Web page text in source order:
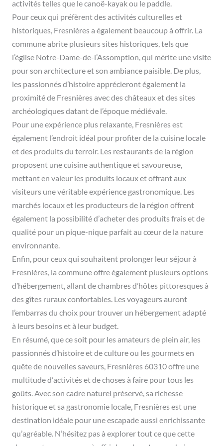
activités telles que le canoë-kayak ou le paddle.
Pour ceux qui préfèrent des activités culturelles et
historiques, Fresnières a également beaucoup à offrir. La
commune abrite plusieurs sites historiques, tels que
l’église Notre-Dame-de-l’Assomption, qui mérite une visite
pour son architecture et son ambiance paisible. De plus,
les passionnés d’histoire apprécieront également la
proximité de Fresnières avec des châteaux et des sites
archéologiques datant de l’époque médiévale.
Pour une expérience plus relaxante, Fresnières est
également l’endroit idéal pour profiter de la cuisine locale
et des produits du terroir. Les restaurants de la région
proposent une cuisine authentique et savoureuse,
mettant en valeur les produits locaux et offrant aux
visiteurs une véritable expérience gastronomique. Les
marchés locaux et les producteurs de la région offrent
également la possibilité d’acheter des produits frais et de
qualité pour un pique-nique parfait au cœur de la nature
environnante.
Enfin, pour ceux qui souhaitent prolonger leur séjour à
Fresnières, la commune offre également plusieurs options
d’hébergement, allant de chambres d’hôtes pittoresques à
des gîtes ruraux confortables. Les voyageurs auront
l’embarras du choix pour trouver un hébergement adapté
à leurs besoins et à leur budget.
En résumé, que ce soit pour les amateurs de plein air, les
passionnés d’histoire et de culture ou les gourmets en
quête de nouvelles saveurs, Fresnières 60310 offre une
multitude d’activités et de choses à faire pour tous les
goûts. Avec son cadre naturel préservé, sa richesse
historique et sa gastronomie locale, Fresnières est une
destination idéale pour une escapade aussi enrichissante
qu’agréable. N’hésitez pas à explorer tout ce que cette